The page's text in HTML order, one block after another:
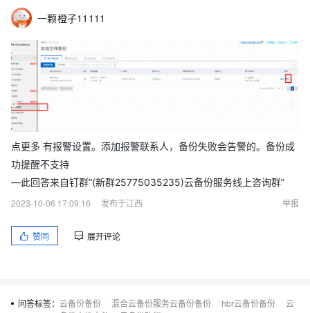
一颗橙子11111
点更多 有报警设置。添加报警联系人，备份失败会告警的。备份成
功提醒不支持
—此回答来自钉群“(新群25775035235)云备份服务线上咨询群”
2023-10-06 17:09:16
发布于江西 举报
赞同 展开评论
问答标签： 云备份备份 混合云备份服务云备份备份 hbr云备份备份
云